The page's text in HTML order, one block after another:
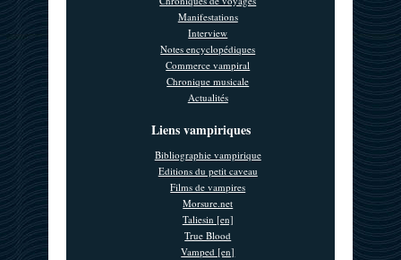
Manifestations
Interview
Notes encyclopédiques
Commerce vampiral
Chronique musicale
Actualités
Liens vampiriques
Bibliographie vampirique
Editions du petit caveau
Films de vampires
Morsure.net
Taliesin [en]
True Blood
Vamped [en]